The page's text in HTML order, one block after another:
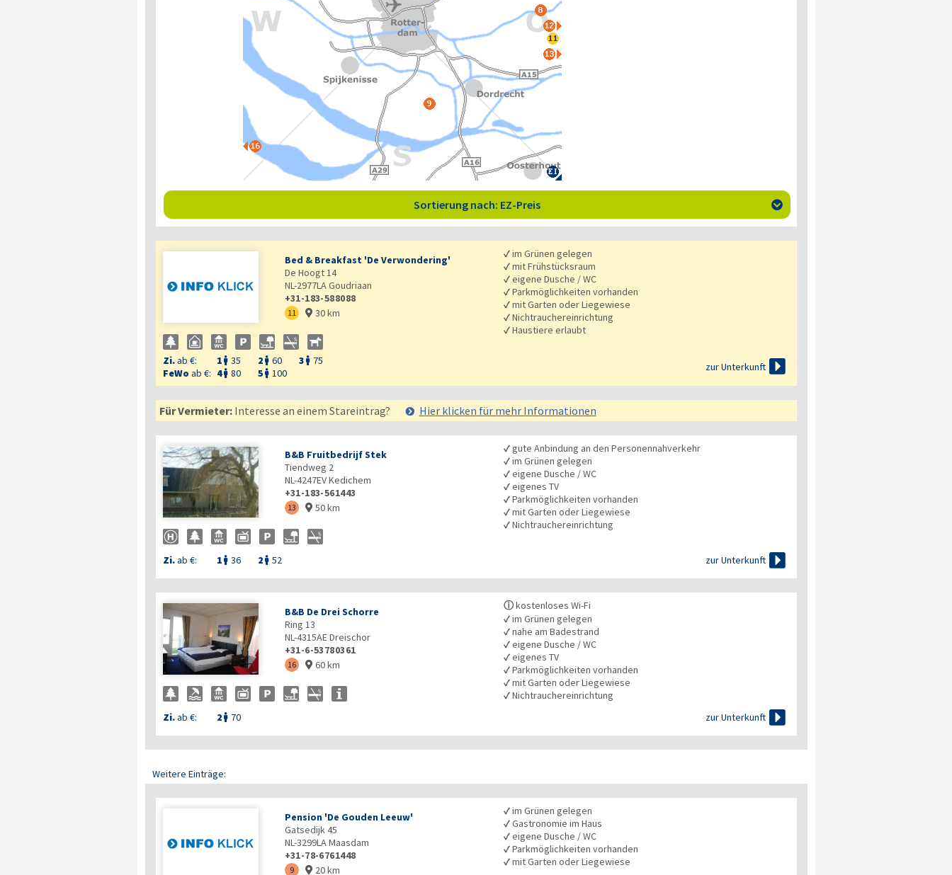
Sortierung nach: EZ-Preis 
Bed & Breakfast 'De Verwondering'
De Hoogt 14
NL-2977LAGoudriaan
+31-183-588088
11  30 km
Zi.ab €: 1  35 2  60 3  75
FeWo ab €: 4 80 5  100
✓im Grünen gelegen
✓mit Frühstücksraum
✓eigene Dusche / WC
✓Parkmöglichkeiten vorhanden
✓mit Garten oder Liegewiese
✓Nichtrauchereinrichtung
✓Haustiere erlaubt
zur Unterkunft 
Für Vermieter:Interesse an einem Stareintrag? Hier klicken für mehr Informationen
B&B Fruitbedrijf Stek
Tiendweg 2
NL-4247EVKedichem
+31-183-561443
13  50 km
Zi.ab €: 1  36 2  52
✓gute Anbindung an den Personennahverkehr
✓im Grünen gelegen
✓eigene Dusche / WC
✓eigenes TV
✓Parkmöglichkeiten vorhanden
✓mit Garten oder Liegewiese
✓Nichtrauchereinrichtung
zur Unterkunft 
B&B De Drei Schorre
Ring 13
NL-4315AEDreischor
+31-6-53780361
16  60 km
Zi.ab €: 2  70
ⓘkostenloses Wi-Fi
✓im Grünen gelegen
✓nahe am Badestrand
✓eigene Dusche / WC
✓eigenes TV
✓Parkmöglichkeiten vorhanden
✓mit Garten oder Liegewiese
✓Nichtrauchereinrichtung
zur Unterkunft 
Weitere Einträge:
Pension 'De Gouden Leeuw'
Gatsedijk 45
NL-3299LAMaasdam
+31-78-6761448
9  20 km
✓im Grünen gelegen
✓Gastronomie im Haus
✓eigene Dusche / WC
✓Parkmöglichkeiten vorhanden
✓mit Garten oder Liegewiese